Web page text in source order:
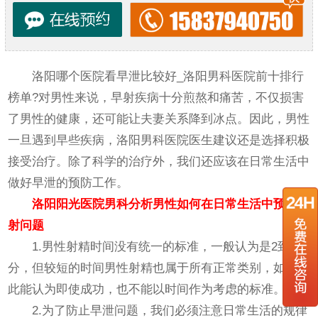
洛阳哪个医院看早泄比较好_洛阳男科医院前十排行
榜单?对男性来说，早射疾病十分煎熬和痛苦，不仅损害
了男性的健康，还可能让夫妻关系降到冰点。因此，男性
一旦遇到早些疾病，洛阳男科医院医生建议还是选择积极
接受治疗。除了科学的治疗外，我们还应该在日常生活中
做好早泄的预防工作。
洛阳阳光医院男科分析男性如何在日常生活中预防早
射问题
1.男性射精时间没有统一的标准，一般认为是2到6
分，但较短的时间男性射精也属于所有正常类别，如果彼
此能认为即使成功，也不能以时间作为考虑的标准。
2.为了防止早泄问题，我们必须注意日常生活的规律